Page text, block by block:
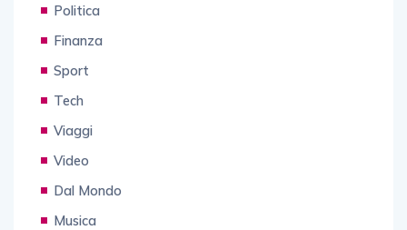
Politica
Finanza
Sport
Tech
Viaggi
Video
Dal Mondo
Musica